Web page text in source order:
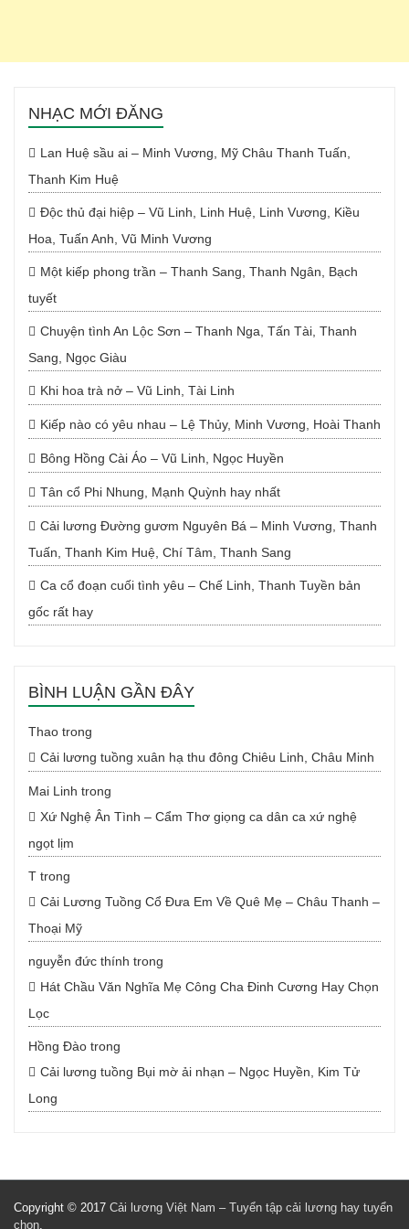
NHẠC MỚI ĐĂNG
Lan Huệ sầu ai – Minh Vương, Mỹ Châu Thanh Tuấn,
Thanh Kim Huệ
Độc thủ đại hiệp – Vũ Linh, Linh Huệ, Linh Vương, Kiều
Hoa, Tuấn Anh, Vũ Minh Vương
Một kiếp phong trần – Thanh Sang, Thanh Ngân, Bạch
tuyết
Chuyện tình An Lộc Sơn – Thanh Nga, Tấn Tài, Thanh
Sang, Ngọc Giàu
Khi hoa trà nở – Vũ Linh, Tài Linh
Kiếp nào có yêu nhau – Lệ Thủy, Minh Vương, Hoài Thanh
Bông Hồng Cài Áo – Vũ Linh, Ngọc Huyền
Tân cổ Phi Nhung, Mạnh Quỳnh hay nhất
Cải lương Đường gươm Nguyên Bá – Minh Vương, Thanh
Tuấn, Thanh Kim Huệ, Chí Tâm, Thanh Sang
Ca cổ đoạn cuối tình yêu – Chế Linh, Thanh Tuyền bản
gốc rất hay
BÌNH LUẬN GẦN ĐÂY
Thao trong
Cải lương tuồng xuân hạ thu đông Chiêu Linh, Châu Minh
Mai Linh trong
Xứ Nghệ Ân Tình – Cẩm Thơ giọng ca dân ca xứ nghệ
ngọt lịm
T trong
Cải Lương Tuồng Cổ Đưa Em Về Quê Mẹ – Châu Thanh –
Thoại Mỹ
nguyễn đức thính trong
Hát Chầu Văn Nghĩa Mẹ Công Cha Đinh Cương Hay Chọn
Lọc
Hồng Đào trong
Cải lương tuồng Bụi mờ ải nhạn – Ngọc Huyền, Kim Tử
Long
Copyright © 2017 Cải lương Việt Nam – Tuyển tập cải lương hay tuyển
chọn.